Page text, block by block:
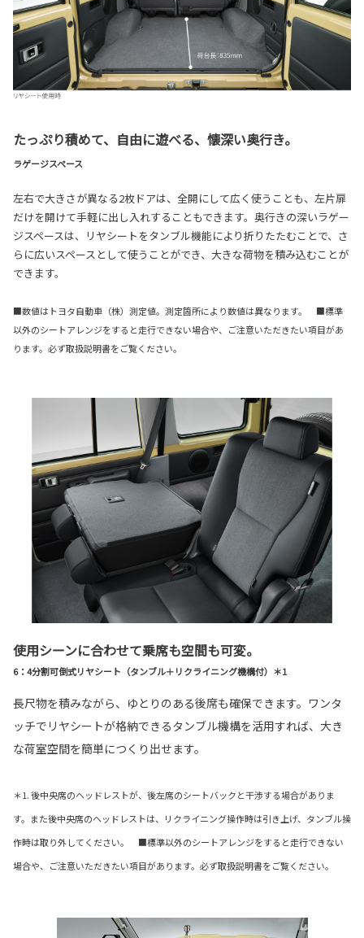
たっぷり積めて、自由に遊べる、懐深い奥行き。
ラゲージスペース
左右で大きさが異なる2枚ドアは、全開にして広く使うことも、左片扉
だけを開けて手軽に出し入れすることもできます。奥行きの深いラゲー
ジスペースは、リヤシートをタンブル機能により折りたたむことで、さ
らに広いスペースとして使うことができ、大きな荷物を積み込むことが
できます。
■数値はトヨタ自動車（株）測定値。測定箇所により数値は異なります。 ■標準
以外のシートアレンジをすると走行できない場合や、ご注意いただきたい項目があ
ります。必ず取扱説明書をご覧ください。
使用シーンに合わせて乗席も空間も可変。
6：4分割可倒式リヤシート（タンブル＋リクライニング機構付）＊1
長尺物を積みながら、ゆとりのある後席も確保できます。ワンタ
ッチでリヤシートが格納できるタンブル機構を活用すれば、大き
な荷室空間を簡単につくり出せます。
＊1. 後中央席のヘッドレストが、後左席のシートバックと干渉する場合がありま
す。また後中央席のヘッドレストは、リクライニング操作時は引き上げ、タンブル操
作時は取り外してください。 ■標準以外のシートアレンジをすると走行できない
場合や、ご注意いただきたい項目があります。必ず取扱説明書をご覧ください。